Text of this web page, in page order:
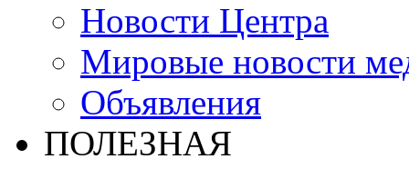
Новости Центра
Мировые новости
Объявления
ПОЛЕЗНАЯ